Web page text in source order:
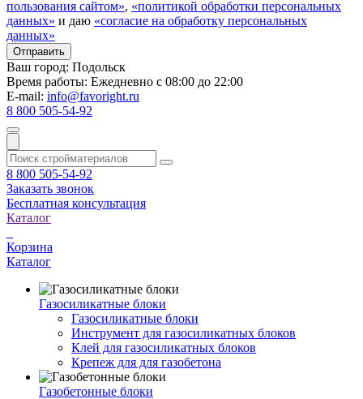
пользования сайтом», «политикой обработки персональных
данных» и даю «согласие на обработку персональных
данных»
Ваш город: Подольск
Время работы: Ежедневно с 08:00 до 22:00
E-mail: info@favoright.ru
8 800 505-54-92
8 800 505-54-92
Заказать звонок
Бесплатная консультация
Каталог
Корзина
Каталог
Газосиликатные блоки
Газосиликатные блоки
Инструмент для газосиликатных блоков
Клей для газосиликатных блоков
Крепеж для для газобетона
Газобетонные блоки